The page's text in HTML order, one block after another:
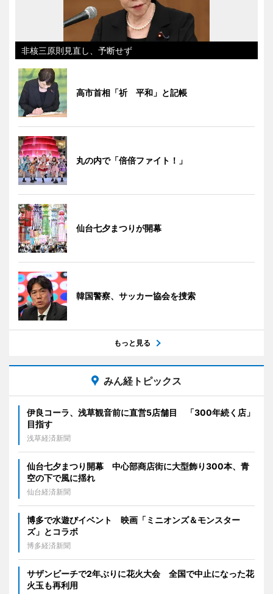
非核三原則見直し、予断せず
高市首相「祈 平和」と記帳
丸の内で「倍倍ファイト！」
仙台七夕まつりが開幕
韓国警察、サッカー協会を捜索
もっと見る
みん経トピックス
伊良コーラ、浅草観音前に直営5店舗目 「300年続く店」
目指す
浅草経済新聞
仙台七夕まつり開幕 中心部商店街に大型飾り300本、青
空の下で風に揺れ
仙台経済新聞
博多で水遊びイベント 映画「ミニオンズ＆モンスター
ズ」とコラボ
博多経済新聞
サザンビーチで2年ぶりに花火大会 全国で中止になった花
火玉も再利用